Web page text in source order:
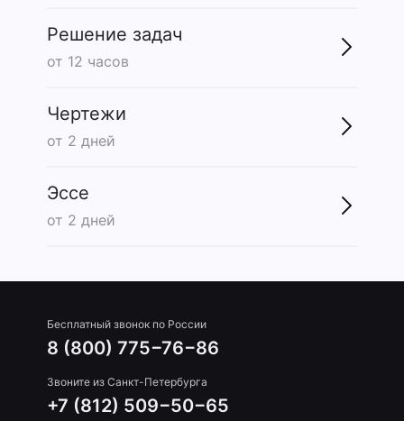
Решение задач
от 12 часов
Чертежи
от 2 дней
Эссе
от 2 дней
Бесплатный звонок по России
8 (800) 775−76−86
Звоните из Санкт-Петербурга
+7 (812) 509−50−65